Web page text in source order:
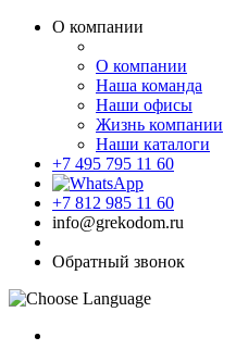
О компании
О компании
Наша команда
Наши офисы
Жизнь компании
Наши каталоги
+7 495 795 11 60
+7 812 985 11 60
info@grekodom.ru
Обратный звонок